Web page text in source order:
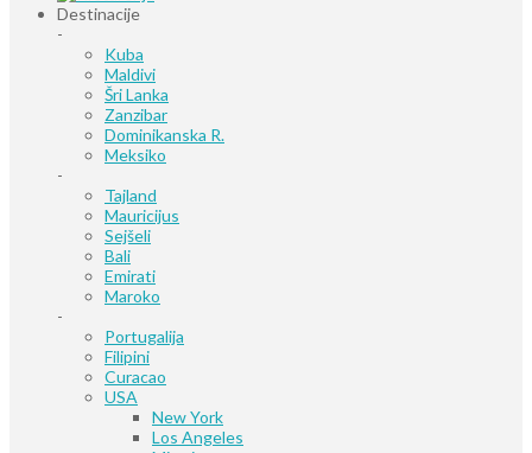
Destinacije
-
Kuba
Maldivi
Šri Lanka
Zanzibar
Dominikanska R.
Meksiko
-
Tajland
Mauricijus
Sejšeli
Bali
Emirati
Maroko
-
Portugalija
Filipini
Curacao
USA
New York
Los Angeles